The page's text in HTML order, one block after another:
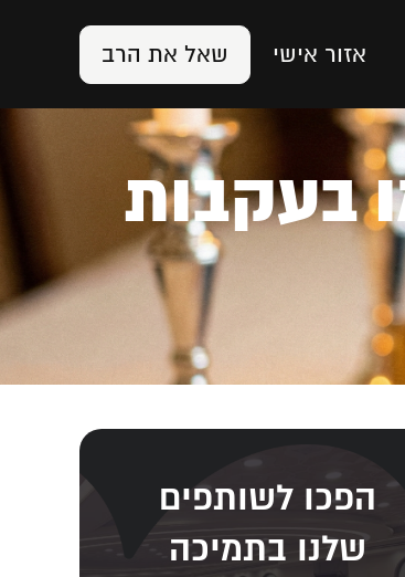
אזור אישי שאל את הרב
בעקבות
הפכו לשותפים
שלנו בתמיכה